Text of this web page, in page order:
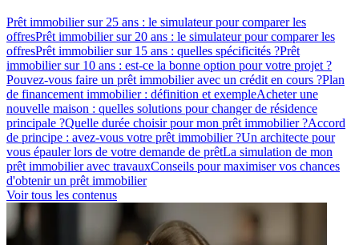
Prêt immobilier sur 25 ans : le simulateur pour comparer les
offresPrêt immobilier sur 20 ans : le simulateur pour comparer les
offresPrêt immobilier sur 15 ans : quelles spécificités ?Prêt
immobilier sur 10 ans : est-ce la bonne option pour votre projet ?
Pouvez-vous faire un prêt immobilier avec un crédit en cours ?Plan
de financement immobilier : définition et exempleAcheter une
nouvelle maison : quelles solutions pour changer de résidence
principale ?Quelle durée choisir pour mon prêt immobilier ?Accord
de principe : avez-vous votre prêt immobilier ?Un architecte pour
vous épauler lors de votre demande de prêtLa simulation de mon
prêt immobilier avec travauxConseils pour maximiser vos chances
d'obtenir un prêt immobilier
Voir tous les contenus